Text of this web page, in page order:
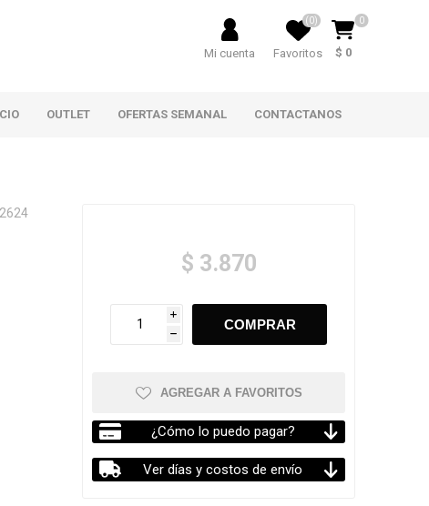
Mi cuenta Favoritos
(0) 0
$ 0
OUTLET OFERTAS SEMANAL CONTACTANOS
$ 3.870
i
h
AGREGAR A FAVORITOS
¿Cómo lo puedo pagar?
Ver días y costos de envío